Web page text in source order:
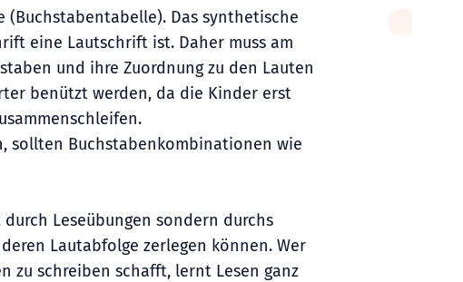
Das synthetische
eine Lautschrift ist. Daher muss am
und ihre Zuordnung zu den Lauten
benützt werden, da die Kinder erst
sollten Buchstabenkombinationen wie
Leseübungen sondern durchs
Lautabfolge zerlegen können. Wer
zu schreiben schafft, lernt Lesen ganz